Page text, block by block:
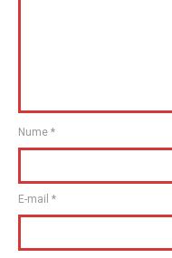
Nume *
E-mail *